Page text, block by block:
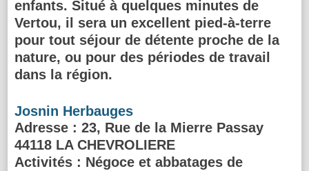
enfants. Situé à quelques minutes de
Vertou, il sera un excellent pied-à-terre
pour tout séjour de détente proche de la
nature, ou pour des périodes de travail
dans la région.
Josnin Herbauges
Adresse : 23, Rue de la Mierre Passay
44118 LA CHEVROLIERE
Activités : Négoce et abbatages de